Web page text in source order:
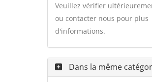
Veuillez vérifier
ou contacter nous pour plus
d'informations.
Dans la même